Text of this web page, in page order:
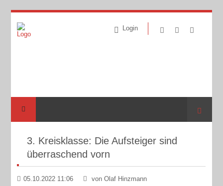
Login
Suche
3. Kreisklasse: Die Aufsteiger sind
überraschend vorn
05.10.2022 11:06 von Olaf Hinzmann